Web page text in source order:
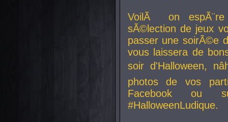
VoilÃ on
sÃ©lection de jeux
passer une soirÃ©e
vous laissera de
soir d'Halloween,
photos de vos
Facebook ou
#HalloweenLudique.